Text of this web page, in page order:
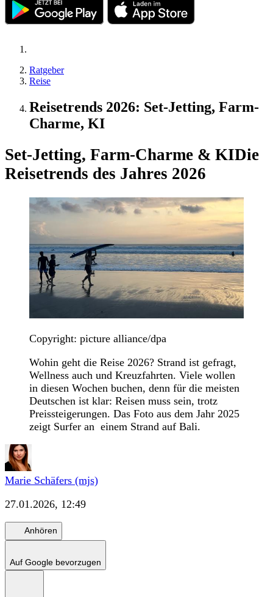
Ratgeber
Reise
Reisetrends 2026: Set-Jetting, Farm-
Charme, KI
Set-Jetting, Farm-Charme & KIDie
Reisetrends des Jahres 2026
Copyright: picture alliance/dpa
Wohin geht die Reise 2026? Strand ist gefragt,
Wellness auch und Kreuzfahrten. Viele wollen
in diesen Wochen buchen, denn für die meisten
Deutschen ist klar: Reisen muss sein, trotz
Preissteigerungen. Das Foto aus dem Jahr 2025
zeigt Surfer an einem Strand auf Bali.
Marie Schäfers (mjs)
27.01.2026, 12:49
Anhören
Auf Google bevorzugen